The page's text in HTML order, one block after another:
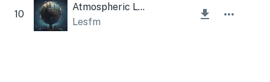
10
Atmospheric Lamp
Lesfm